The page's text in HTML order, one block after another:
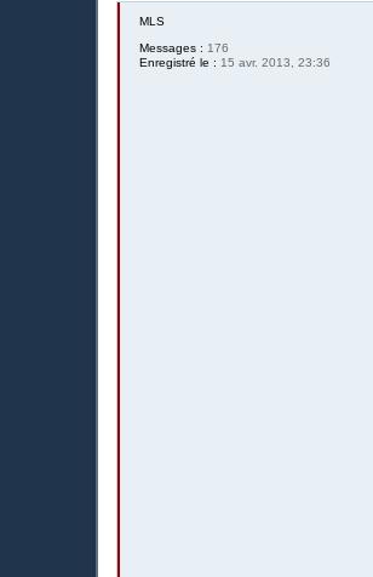
MLS
Messages : 176
Enregistré le : 15 avr. 2013, 23:36